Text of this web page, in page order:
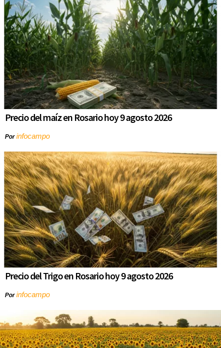
Precio del maíz en Rosario hoy 9 agosto 2026
Porinfocampo
Precio del Trigo en Rosario hoy 9 agosto 2026
Porinfocampo